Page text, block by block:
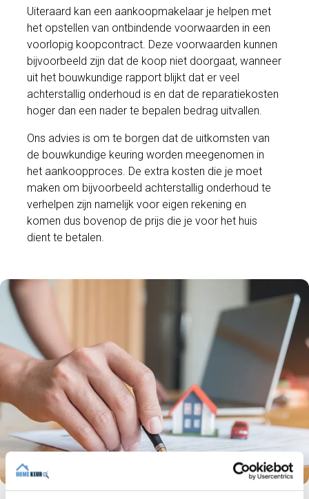
Uiteraard kan een aankoopmakelaar je helpen met
het opstellen van ontbindende voorwaarden in een
voorlopig koopcontract. Deze voorwaarden kunnen
bijvoorbeeld zijn dat de koop niet doorgaat, wanneer
uit het bouwkundige rapport blijkt dat er veel
achterstallig onderhoud is en dat de reparatiekosten
hoger dan een nader te bepalen bedrag uitvallen.
Ons advies is om te borgen dat de uitkomsten van
de bouwkundige keuring worden meegenomen in
het aankoopproces. De extra kosten die je moet
maken om bijvoorbeeld achterstallig onderhoud te
verhelpen zijn namelijk voor eigen rekening en
komen dus bovenop de prijs die je voor het huis
dient te betalen.